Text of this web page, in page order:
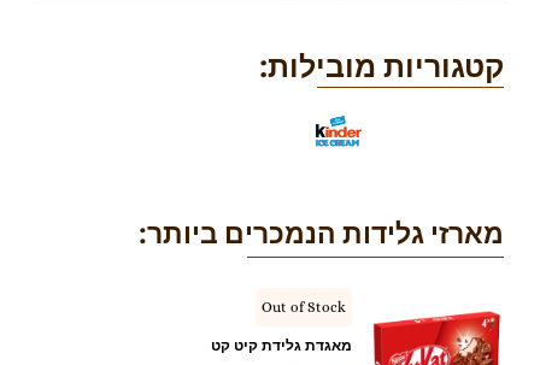
קטגוריות מובילות:
מארזי גלידות הנמכרים ביותר:
Out of Stock
מאגדת גלידת קיט קט